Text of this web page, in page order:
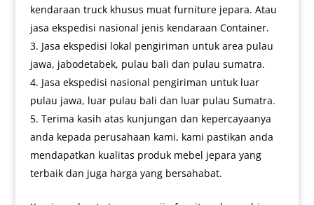
kendaraan truck khusus muat furniture jepara. Atau
jasa ekspedisi nasional jenis kendaraan Container.
Jasa ekspedisi lokal pengiriman untuk area pulau
jawa, jabodetabek, pulau bali dan pulau sumatra.
Jasa ekspedisi nasional pengiriman untuk luar
pulau jawa, luar pulau bali dan luar pulau Sumatra.
Terima kasih atas kunjungan dan kepercayaanya
anda kepada perusahaan kami, kami pastikan anda
mendapatkan kualitas produk mebel jepara yang
terbaik dan juga harga yang bersahabat.